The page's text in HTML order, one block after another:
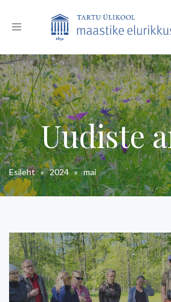
Toggle
Uudiste
Esileht»2024»mai